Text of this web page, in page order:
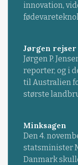
innovation,
Jørgen
Jørgen P.
reporter, og i
til Australien
største
Minksagen
Den 4.
statsminister
Danmark